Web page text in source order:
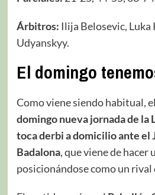
Árbitros: Ilija Belosevic, Luka
Udyanskyy.
El domingo
Como viene siendo habitual,
domingo nueva jornada de la
toca derbi a domicilio ante el
Badalona, que viene de hacer
posicionándose como un